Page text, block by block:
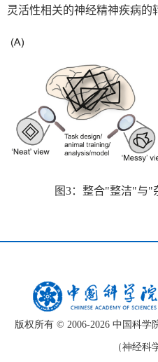
灵活性相关的神经精神疾病的
图3：整合"整洁"与"
版权所有 © 2006-2026 中国科学
（神经科